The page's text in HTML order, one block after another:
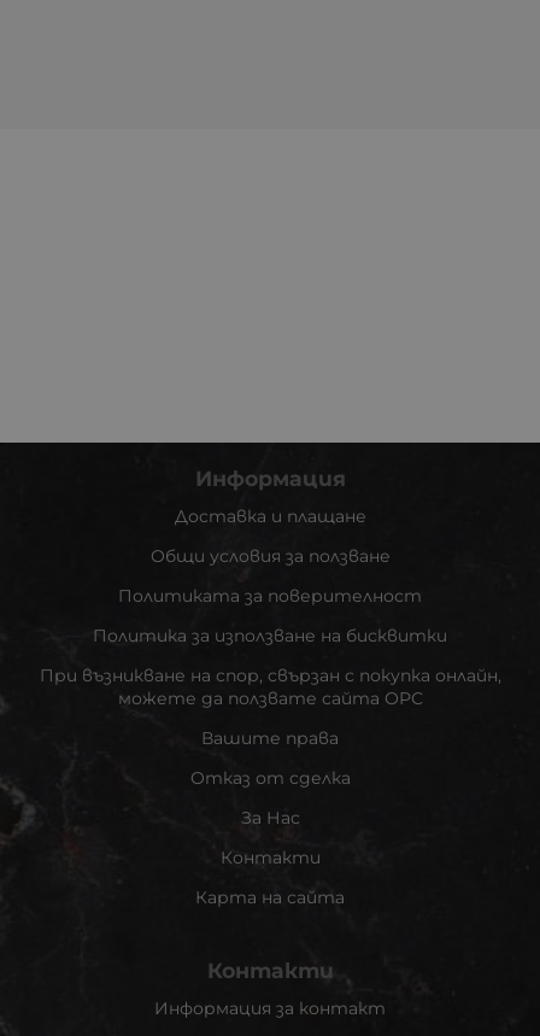
Информация
Доставка и плащане
Общи условия за ползване
Политиката за поверителност
Политика за използване на бисквитки
При възникване на спор, свързан с покупка онлайн,
можете да ползвате сайта ОРС
Вашите права
Отказ от сделка
За Нас
Контакти
Карта на сайта
Контакти
Информация за контакт